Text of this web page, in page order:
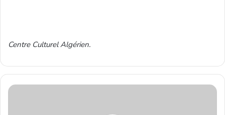
Centre Culturel Algérien.